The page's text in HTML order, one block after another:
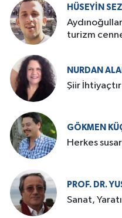
HÜSEYIN
turizm
NURDAN
Şiir
GÖKMEN
Herkes
PROF. DR.
Sanat,